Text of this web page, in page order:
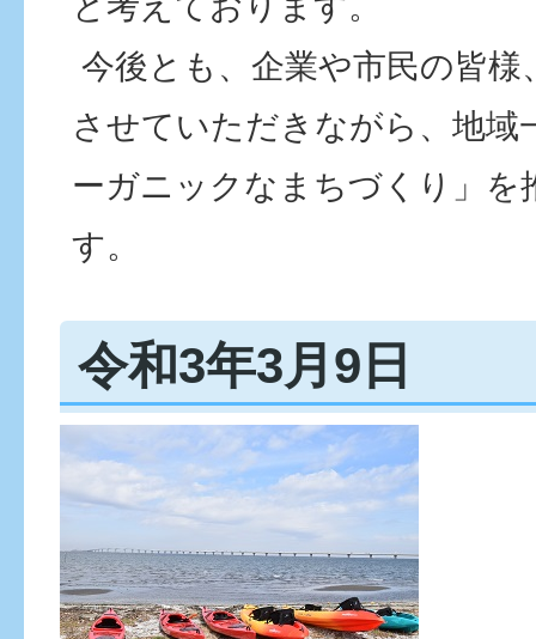
今後とも、企業や市民の皆様
させていただきながら、地域
ーガニックなまちづくり」を
す。
令和3年3月9日